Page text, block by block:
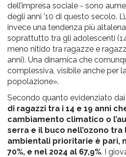
dell’impresa sociale - sono
degli anni ’10 di questo secolo.
invece una tendenza più
soprattutto tra gli adolescenti
meno nitido tra ragazze e
anni). Una dinamica che
complessiva, visibile anche per
popolazione».
Secondo quanto evidenziato dai
di ragazzi tra i 14 e 19 anni
cambiamento climatico o
serra e il buco nell’ozono
ambientali prioritarie è pari,
70%, e nel 2024 al 67,9%. I